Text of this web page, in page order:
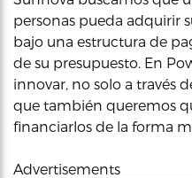
personas pueda adquirir
bajo una estructura de
de su presupuesto. En
innovar, no solo a través
que también queremos
financiarlos de la forma
Advertisements